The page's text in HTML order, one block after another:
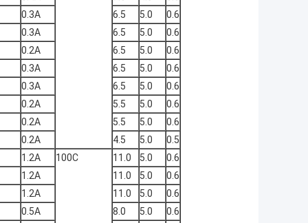
0.3A 6.5 5.0
0.6
0.3A 6.5 5.0
0.6
0.2A 6.5 5.0
0.6
0.3A 6.5 5.0
0.6
0.3A 6.5 5.0
0.6
0.2A 5.5 5.0
0.6
0.2A 5.5 5.0
0.6
0.2A 4.5 5.0
0.5
1.2A 100C 11.0 5.0
0.6
1.2A 11.0 5.0
0.6
1.2A 11.0 5.0
0.6
0.5A 8.0 5.0
0.6